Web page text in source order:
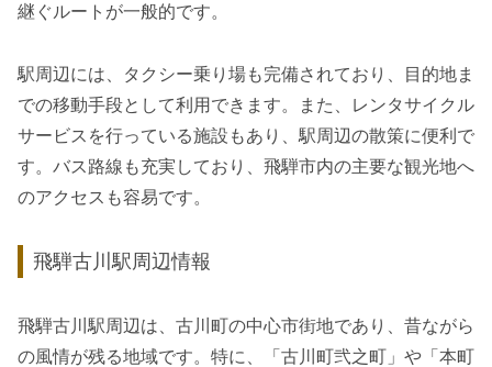
継ぐルートが一般的です。
駅周辺には、タクシー乗り場も完備されており、目的地ま
での移動手段として利用できます。また、レンタサイクル
サービスを行っている施設もあり、駅周辺の散策に便利で
す。バス路線も充実しており、飛騨市内の主要な観光地へ
のアクセスも容易です。
飛騨古川駅周辺情報
飛騨古川駅周辺は、古川町の中心市街地であり、昔ながら
の風情が残る地域です。特に、「古川町弐之町」や「本町